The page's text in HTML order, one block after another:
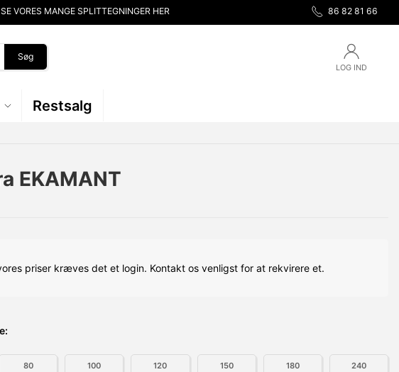
SE VORES MANGE SPLITTEGNINGER HER 86 82 81 66
Søg
LOG IND
Restsalg
EKAMANT
priser kræves det et login. Kontakt os venligst for at rekvirere et.
80 100 120 150 180 240